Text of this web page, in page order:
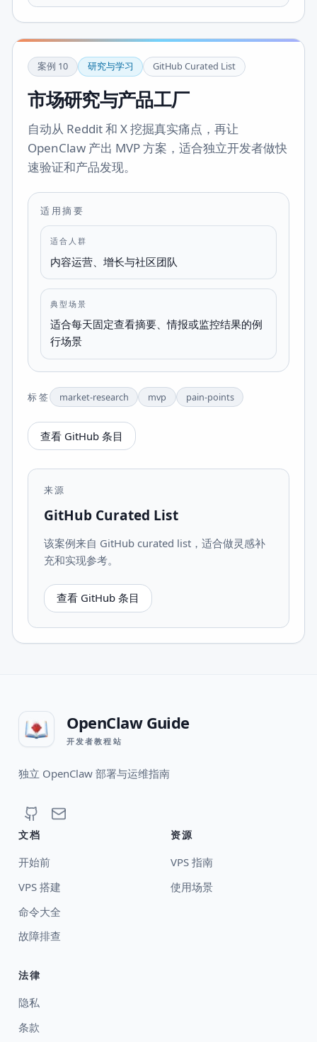
案例 10 研究与学习 GitHub Curated List
市场研究与产品工厂
自动从 Reddit 和 X 挖掘真实痛点，再让
OpenClaw 产出 MVP 方案，适合独立开发者做快
速验证和产品发现。
适用摘要
适合人群
内容运营、增长与社区团队
典型场景
适合每天固定查看摘要、情报或监控结果的例
行场景
标签 market-research mvp pain-points
查看 GitHub 条目
来源
GitHub Curated List
该案例来自 GitHub curated list，适合做灵感补
充和实现参考。
查看 GitHub 条目
OpenClaw Guide
开发者教程站
独立 OpenClaw 部署与运维指南
文档
开始前
VPS 搭建
命令大全
故障排查
资源
VPS 指南
使用场景
法律
隐私
条款